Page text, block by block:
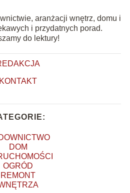
aranżacji wnętrz, domu i
i przydatnych porad.
do lektury!
KONTAKT
DOM
OGRÓD
REMONT